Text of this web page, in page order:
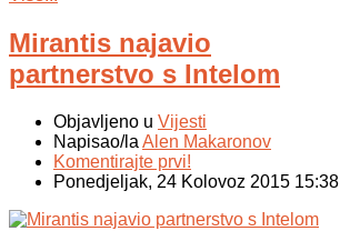
Mirantis najavio
partnerstvo s Intelom
Objavljeno u Vijesti
Napisao/la Alen Makaronov
Komentirajte prvi!
Ponedjeljak, 24 Kolovoz 2015 15:38